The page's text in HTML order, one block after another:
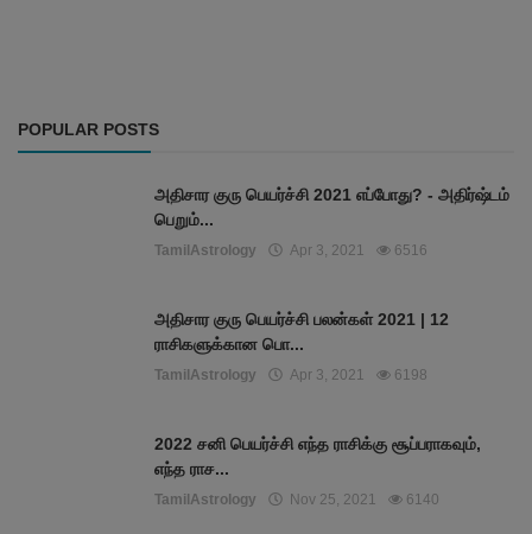
POPULAR POSTS
அதிசார குரு பெயர்ச்சி 2021 எப்போது? - அதிர்ஷ்டம்
பெறும்...
TamilAstrology Apr 3, 2021 6516
அதிசார குரு பெயர்ச்சி பலன்கள் 2021 | 12
ராசிகளுக்கான பொ...
TamilAstrology Apr 3, 2021 6198
2022 சனி பெயர்ச்சி எந்த ராசிக்கு சூப்பராகவும்,
எந்த ராச...
TamilAstrology Nov 25, 2021 6140